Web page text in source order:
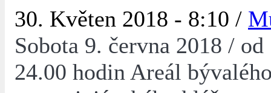
30. Květen 2018 - 8:10 /
Sobota 9. června 2018 /
24.00 hodin Areál